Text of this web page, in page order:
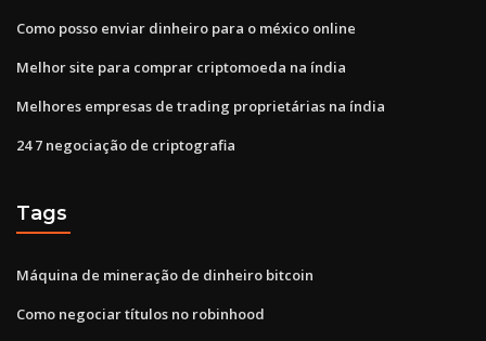
Como posso enviar dinheiro para o méxico online
Melhor site para comprar criptomoeda na índia
Melhores empresas de trading proprietárias na índia
24 7 negociação de criptografia
Tags
Máquina de mineração de dinheiro bitcoin
Como negociar títulos no robinhood